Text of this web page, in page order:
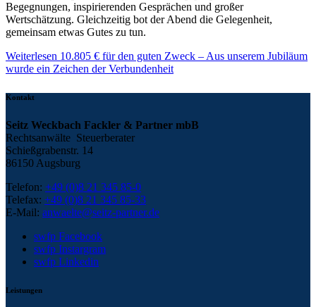
Begegnungen, inspirierenden Gesprächen und großer
Wertschätzung. Gleichzeitig bot der Abend die Gelegenheit,
gemeinsam etwas Gutes zu tun.
Weiterlesen 10.805 € für den guten Zweck – Aus unserem Jubiläum
wurde ein Zeichen der Verbundenheit
Kontakt
Seitz Weckbach Fackler & Partner mbB
Rechtsanwälte Steuerberater
Schießgrabenstr. 14
86150 Augsburg
Telefon: +49 (0)8 21 345 85-0
Telefax: +49 (0)8 21 345 85-33
E-Mail: anwaelte@seitz-partner.de
swfp Facebook
swfp Instargram
swfp Linkedin
Leistungen